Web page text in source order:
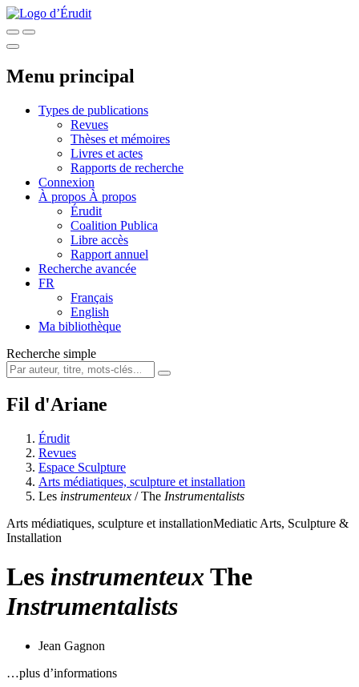
Menu principal
Types de publications
Revues
Thèses et mémoires
Livres et actes
Rapports de recherche
Connexion
À propos À propos
Érudit
Coalition Publica
Libre accès
Rapport annuel
Recherche avancée
FR
Français
English
Ma bibliothèque
Recherche simple
Fil d'Ariane
Érudit
Revues
Espace Sculpture
Arts médiatiques, sculpture et installation
Les instrumenteux / The Instrumentalists
Arts médiatiques, sculpture et installationMediatic Arts, Sculpture &
Installation
Les instrumenteuxThe
Instrumentalists
Jean Gagnon
…plus d’informations